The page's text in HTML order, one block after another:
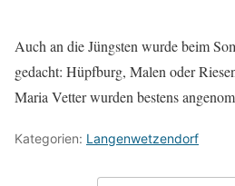
Auch an die Jüngsten wurde beim
gedacht: Hüpfburg, Malen oder
Maria Vetter wurden bestens
Kategorien: Langenwetzendorf